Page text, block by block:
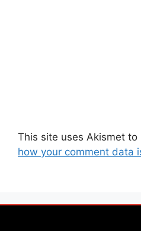
This site uses Akismet to
how your comment data